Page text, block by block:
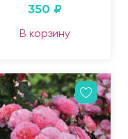
350 ₽
В корзину